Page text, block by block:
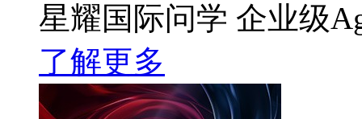
星耀国际问学 企业级
了解更多